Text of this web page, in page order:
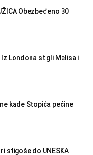
Obezbeđeno 30
Iz Londona stigli Melisa i
kade Stopića pećine
stigoše do UNESKA